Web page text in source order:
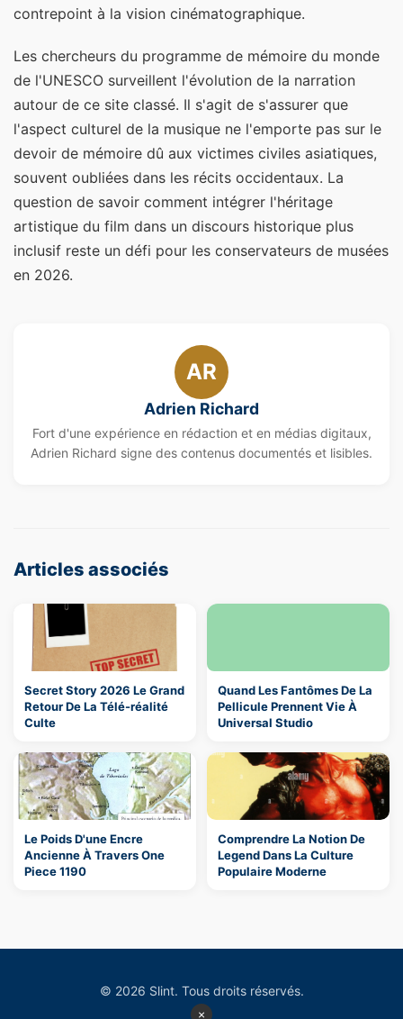
contrepoint à la vision cinématographique.
Les chercheurs du programme de mémoire du monde
de l'UNESCO surveillent l'évolution de la narration
autour de ce site classé. Il s'agit de s'assurer que
l'aspect culturel de la musique ne l'emporte pas sur le
devoir de mémoire dû aux victimes civiles asiatiques,
souvent oubliées dans les récits occidentaux. La
question de savoir comment intégrer l'héritage
artistique du film dans un discours historique plus
inclusif reste un défi pour les conservateurs de musées
en 2026.
AR
Adrien Richard
Fort d'une expérience en rédaction et en médias digitaux,
Adrien Richard signe des contenus documentés et lisibles.
Articles associés
Secret Story 2026 Le Grand
Retour De La Télé-réalité
Culte
Quand Les Fantômes De La
Pellicule Prennent Vie À
Universal Studio
Le Poids D'une Encre
Ancienne À Travers One
Piece 1190
Comprendre La Notion De
Legend Dans La Culture
Populaire Moderne
×
© 2026 Slint. Tous droits réservés.